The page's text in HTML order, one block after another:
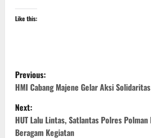
Like this:
P
o
s
Previous:
HMI Cabang Majene Gelar Aksi Solidaritas
Next:
HUT Lalu Lintas, Satlantas Polres Polman
Beragam Kegiatan